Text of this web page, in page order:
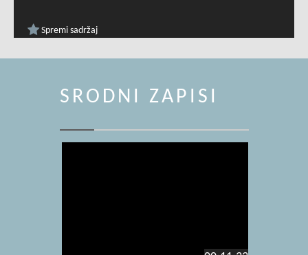
Spremi sadržaj
SRODNI ZAPISI